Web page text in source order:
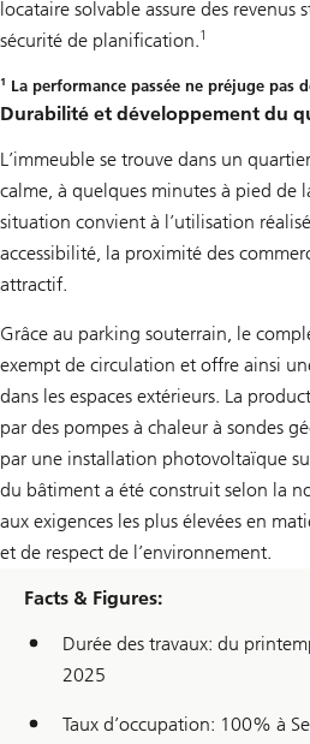
locataire solvable assure des revenus
sécurité de planification.1
1 La performance passée ne préjuge pas
Durabilité et développement du
L’immeuble se trouve dans un
calme, à quelques minutes à pied de
situation convient à l’utilisation
accessibilité, la proximité des
attractif.
Grâce au parking souterrain, le
exempt de circulation et offre ainsi
dans les espaces extérieurs. La
par des pompes à chaleur à sondes
par une installation photovoltaïque
du bâtiment a été construit selon la
aux exigences les plus élevées en
et de respect de l’environnement.
Facts & Figures:
Durée des travaux: du
2025
Taux d’occupation: 100% à